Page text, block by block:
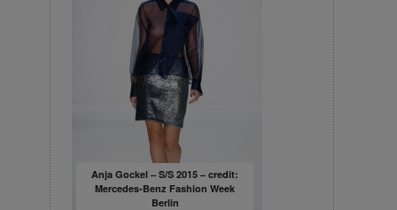
Anja Gockel – S/S 2015 – credit:
Mercedes-Benz Fashion Week
Berlin